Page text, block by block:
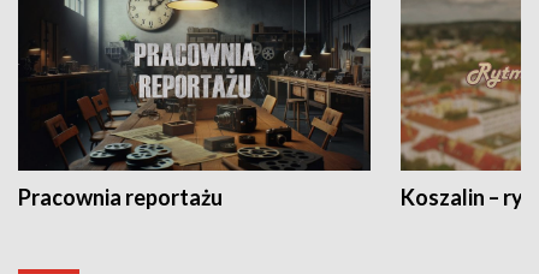
Pracownia reportażu Koszalin –